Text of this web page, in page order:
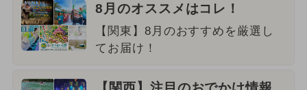
8月のオススメはコレ！
【関東】8月のおすすめを厳選し
てお届け！